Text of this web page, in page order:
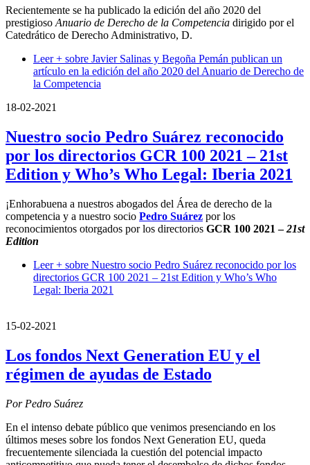
Recientemente se ha publicado la edición del año 2020 del
prestigioso Anuario de Derecho de la Competencia dirigido por el
Catedrático de Derecho Administrativo, D.
Leer + sobre Javier Salinas y Begoña Pemán publican un
artículo en la edición del año 2020 del Anuario de Derecho de
la Competencia
18-02-2021
Nuestro socio Pedro Suárez reconocido
por los directorios GCR 100 2021 – 21st
Edition y Who’s Who Legal: Iberia 2021
¡Enhorabuena a nuestros abogados del Área de derecho de la
competencia y a nuestro socio Pedro Suárez por los
reconocimientos otorgados por los directorios GCR 100 2021 –21st
Edition
Leer + sobre Nuestro socio Pedro Suárez reconocido por los
directorios GCR 100 2021 – 21st Edition y Who’s Who
Legal: Iberia 2021
15-02-2021
Los fondos Next Generation EU y el
régimen de ayudas de Estado
Por Pedro Suárez
En el intenso debate público que venimos presenciando en los
últimos meses sobre los fondos Next Generation EU, queda
frecuentemente silenciada la cuestión del potencial impacto